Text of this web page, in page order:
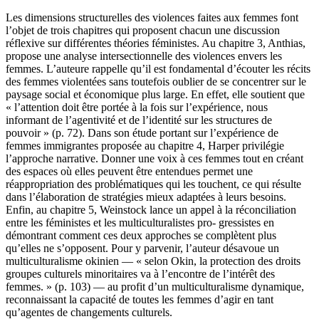
Les dimensions structurelles des violences faites aux femmes font
l’objet de trois chapitres qui proposent chacun une discussion
réflexive sur différentes théories féministes. Au chapitre 3, Anthias,
propose une analyse intersectionnelle des violences envers les
femmes. L’auteure rappelle qu’il est fondamental d’écouter les récits
des femmes violentées sans toutefois oublier de se concentrer sur le
paysage social et économique plus large. En effet, elle soutient que
« l’attention doit être portée à la fois sur l’expérience, nous
informant de l’agentivité et de l’identité sur les structures de
pouvoir » (p. 72). Dans son étude portant sur l’expérience de
femmes immigrantes proposée au chapitre 4, Harper privilégie
l’approche narrative. Donner une voix à ces femmes tout en créant
des espaces où elles peuvent être entendues permet une
réappropriation des problématiques qui les touchent, ce qui résulte
dans l’élaboration de stratégies mieux adaptées à leurs besoins.
Enfin, au chapitre 5, Weinstock lance un appel à la réconciliation
entre les féministes et les multiculturalistes pro- gressistes en
démontrant comment ces deux approches se complètent plus
qu’elles ne s’opposent. Pour y parvenir, l’auteur désavoue un
multiculturalisme okinien — « selon Okin, la protection des droits
groupes culturels minoritaires va à l’encontre de l’intérêt des
femmes. » (p. 103) — au profit d’un multiculturalisme dynamique,
reconnaissant la capacité de toutes les femmes d’agir en tant
qu’agentes de changements culturels.